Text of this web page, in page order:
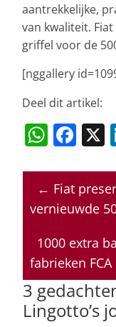
aantrekkelijke,
van kwaliteit.
griffel voor de
[nggallery
Deel dit artikel:
W
at
s
p
p
F
c
e
o
o
k
← Fiat
vernieuwde
1000 extra
fabrieken FCA
3
Lingotto’s